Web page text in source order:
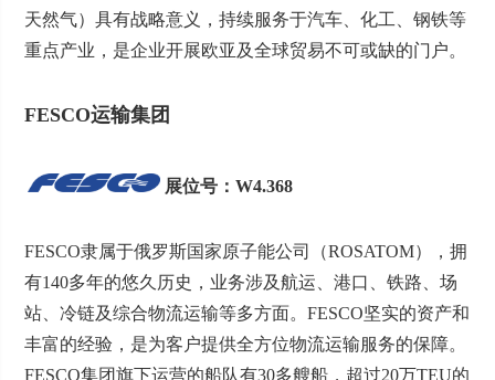
天然气）具有战略意义，持续服务于汽车、化工、钢铁等
重点产业，是企业开展欧亚及全球贸易不可或缺的门户。
FESCO运输集团
展位号：W4.368
FESCO隶属于俄罗斯国家原子能公司（ROSATOM），拥
有140多年的悠久历史，业务涉及航运、港口、铁路、场
站、冷链及综合物流运输等多方面。FESCO坚实的资产和
丰富的经验，是为客户提供全方位物流运输服务的保障。
FESCO集团旗下运营的船队有30多艘船，超过20万TEU的